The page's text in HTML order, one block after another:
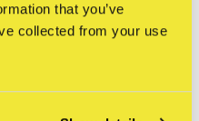
that you’ve
collected from your use